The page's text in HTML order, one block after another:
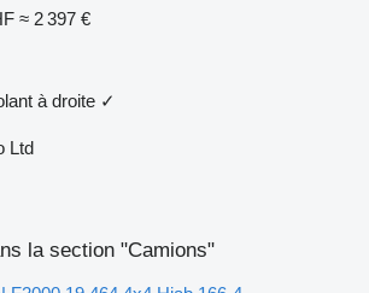
≈ 2 397 €
à droite ✓
Ltd
la section "Camions"